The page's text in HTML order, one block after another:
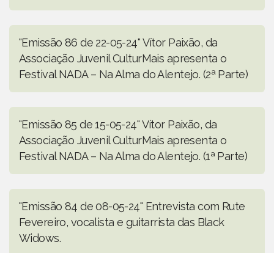
"Emissão 86 de 22-05-24" Vítor Paixão, da
Associação Juvenil CulturMais apresenta o
Festival NADA – Na Alma do Alentejo. (2ª Parte)
"Emissão 85 de 15-05-24" Vítor Paixão, da
Associação Juvenil CulturMais apresenta o
Festival NADA – Na Alma do Alentejo. (1ª Parte)
"Emissão 84 de 08-05-24" Entrevista com Rute
Fevereiro, vocalista e guitarrista das Black
Widows.